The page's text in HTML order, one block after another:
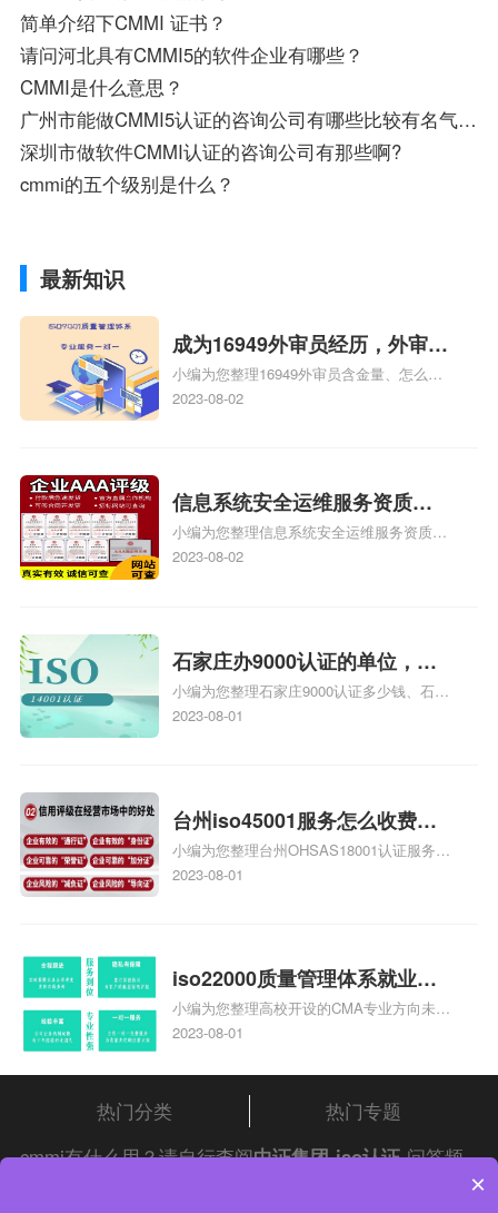
简单介绍下CMMI 证书？
请问河北具有CMMI5的软件企业有哪些？
CMMI是什么意思？
广州市能做CMMI5认证的咨询公司有哪些比较有名气的啊？大概要花多少钱？ 急求答案。
深圳市做软件CMMI认证的咨询公司有那些啊?
cmmi的五个级别是什么？
最新知识
成为16949外审员经历，外审员
16949
小编为您整理16949外审员含金量、怎么才
能成为注册的TS16949:2009的外审员、我
2023-08-02
信息系统安全运维服务资质二
级费用，信息系统安全运维服
务资质二级
小编为您整理信息系统安全运维服务资质认
证证书机构有哪些、安全运维服务资质的费
体系认证知识，详情可查看下方正文！
2023-08-02
石家庄办9000认证的单位，石
家庄9000认证的公司
小编为您整理石家庄9000认证多少钱、石家
庄9000认证价格多少钱、石家庄9000认证
2023-08-01
台州iso45001服务怎么收费，
台州iso45001认证服务怎么收
费
小编为您整理台州OHSAS18001认证服务中
心哪家收费便宜、台州ISO9000认证，哪个
标准是什么相关iso体系认证知识，详情可
查看下方正文！
2023-08-01
iso22000质量管理体系就业方
向，质量管理与认证就业方向
小编为您整理高校开设的CMA专业方向未来
就业前景及就业方向如何、cma就业方向有
和cma未来就业方向、大学生考完cma，就
哪些就业方向相关iso体系认证知识，详情
可查看下方正文！
2023-08-01
热门分类
热门专题
cmmi有什么用？请自行查阅中证集团 iso认证 问答频
×